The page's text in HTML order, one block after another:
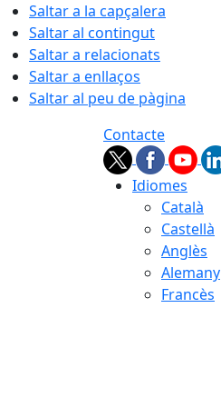
Saltar a la capçalera
Saltar al contingut
Saltar a relacionats
Saltar a enllaços
Saltar al peu de pàgina
Contacte
Idiomes
Català
Castellà
Anglès
Alemany
Francès